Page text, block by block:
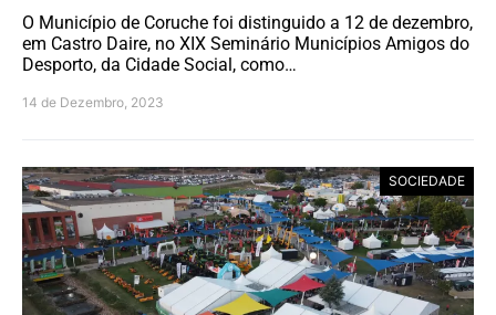
O Município de Coruche foi distinguido a 12 de dezembro,
em Castro Daire, no XIX Seminário Municípios Amigos do
Desporto, da Cidade Social, como…
14 de Dezembro, 2023
SOCIEDADE